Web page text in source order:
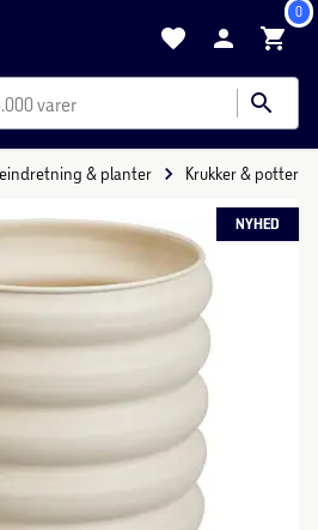
0
varer
& planter Krukker & potter
NYHED